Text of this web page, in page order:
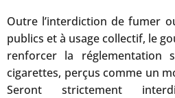
Outre l’interdiction de fumer
publics et à usage collectif, le
renforcer la réglementation
cigarettes, perçus comme un
Seront strictement